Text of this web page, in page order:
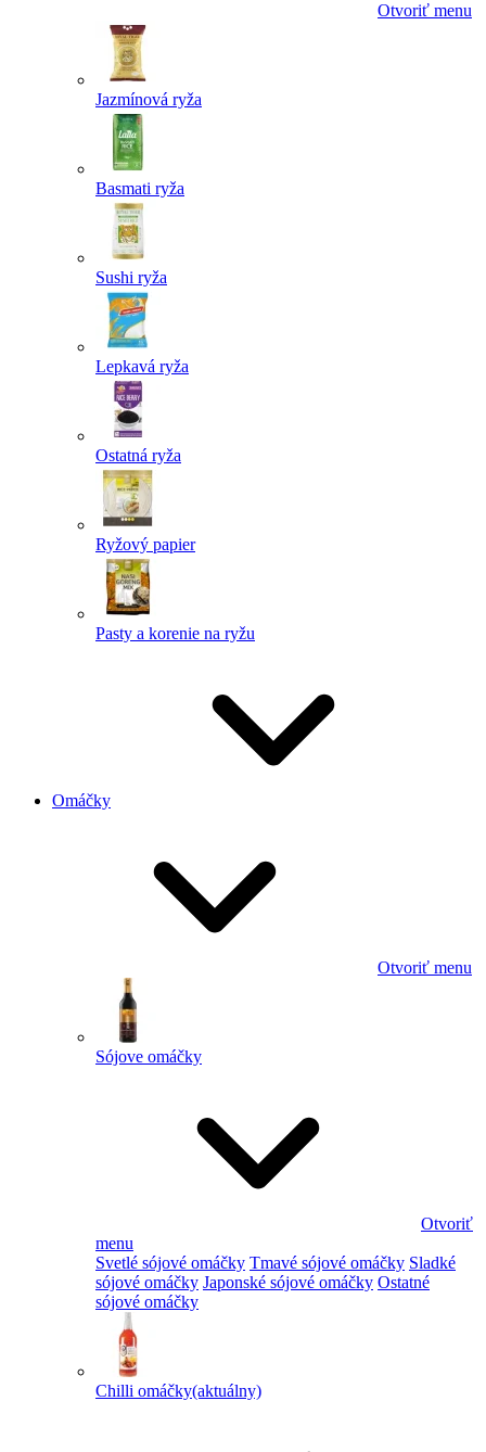
Otvoriť menu
Jazmínová ryža
Basmati ryža
Sushi ryža
Lepkavá ryža
Ostatná ryža
Ryžový papier
Pasty a korenie na ryžu
Omáčky
Otvoriť menu
Sójove omáčky
Otvoriť
menu
Svetlé sójové omáčky Tmavé sójové omáčky Sladké
sójové omáčky Japonské sójové omáčky Ostatné
sójové omáčky
Chilli omáčky(aktuálny)